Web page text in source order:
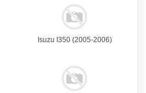
Isuzu I350 (2005-2006)